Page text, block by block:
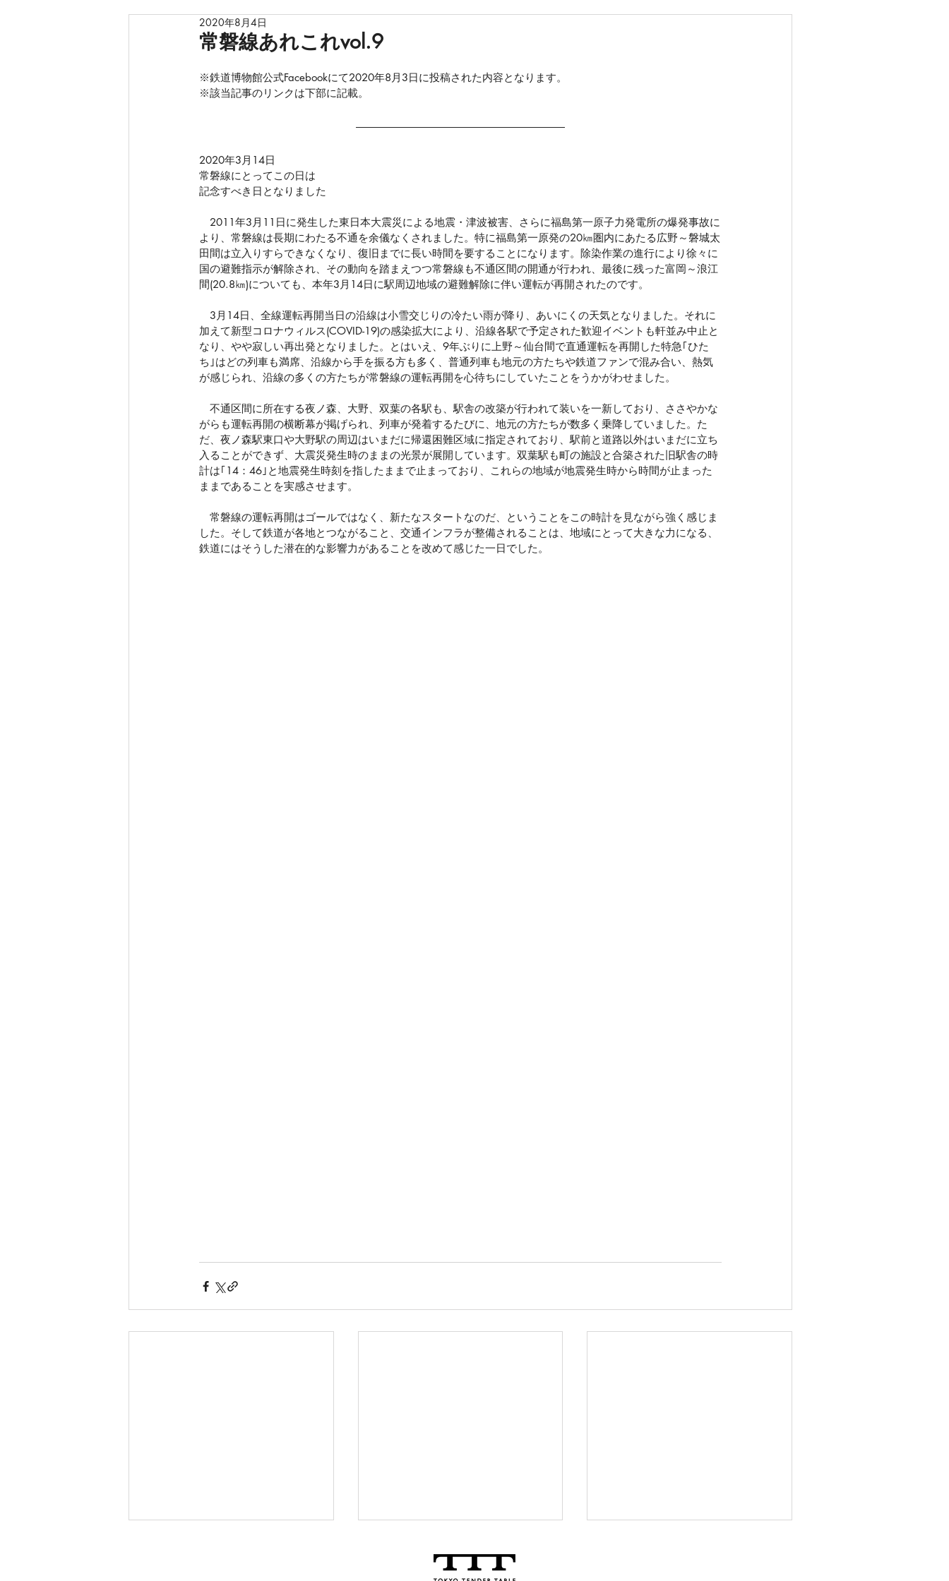
常磐線あれこれvol.9
2020年8月4日
※鉄道博物館公式Facebookにて2020年8月3日に投稿された内容となります。
※該当記事のリンクは下部に記載。
2020年3月14日
常磐線にとってこの日は
記念すべき日となりました
2011年3月11日に発生した東日本大震災による地震・津波被害、さらに福島第一原子力発電所の爆発事故に
より、常磐線は長期にわたる不通を余儀なくされました。特に福島第一原発の20㎞圏内にあたる広野～磐城太
田間は立入りすらできなくなり、復旧までに長い時間を要することになります。除染作業の進行により徐々に
国の避難指示が解除され、その動向を踏まえつつ常磐線も不通区間の開通が行われ、最後に残った富岡～浪江
間(20.8㎞)についても、本年3月14日に駅周辺地域の避難解除に伴い運転が再開されたのです。
3月14日、全線運転再開当日の沿線は小雪交じりの冷たい雨が降り、あいにくの天気となりました。それに
加えて新型コロナウィルス(COVID-19)の感染拡大により、沿線各駅で予定された歓迎イベントも軒並み中止と
なり、やや寂しい再出発となりました。とはいえ、9年ぶりに上野～仙台間で直通運転を再開した特急｢ひた
ち｣はどの列車も満席、沿線から手を振る方も多く、普通列車も地元の方たちや鉄道ファンで混み合い、熱気
が感じられ、沿線の多くの方たちが常磐線の運転再開を心待ちにしていたことをうかがわせました。
不通区間に所在する夜ノ森、大野、双葉の各駅も、駅舎の改築が行われて装いを一新しており、ささやかな
がらも運転再開の横断幕が掲げられ、列車が発着するたびに、地元の方たちが数多く乗降していました。た
だ、夜ノ森駅東口や大野駅の周辺はいまだに帰還困難区域に指定されており、駅前と道路以外はいまだに立ち
入ることができず、大震災発生時のままの光景が展開しています。双葉駅も町の施設と合築された旧駅舎の時
計は｢14：46｣と地震発生時刻を指したままで止まっており、これらの地域が地震発生時から時間が止まった
ままであることを実感させます。
常磐線の運転再開はゴールではなく、新たなスタートなのだ、ということをこの時計を見ながら強く感じま
した。そして鉄道が各地とつながること、交通インフラが整備されることは、地域にとって大きな力になる、
鉄道にはそうした潜在的な影響力があることを改めて感じた一日でした。